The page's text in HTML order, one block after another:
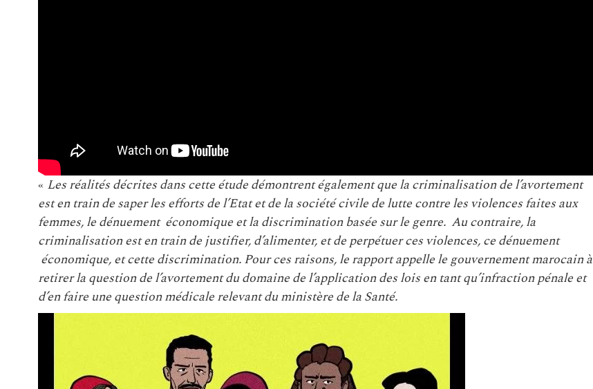
« Les réalités décrites dans cette étude démontrent également que la criminalisation de l’avortement
est en train de saper les efforts de l’Etat et de la société civile de lutte contre les violences faites aux
femmes, le dénuement économique et la discrimination basée sur le genre. Au contraire, la
criminalisation est en train de justifier, d’alimenter, et de perpétuer ces violences, ce dénuement
économique, et cette discrimination. Pour ces raisons, le rapport appelle le gouvernement marocain à
retirer la question de l’avortement du domaine de l’application des lois en tant qu’infraction pénale et
d’en faire une question médicale relevant du ministère de la Santé.